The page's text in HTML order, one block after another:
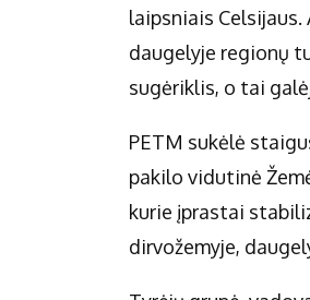
laipsniais
daugelyje regionų
sugėriklis, o tai
PETM sukėlė
pakilo vidutinė
kurie įprastai
dirvožemyje,